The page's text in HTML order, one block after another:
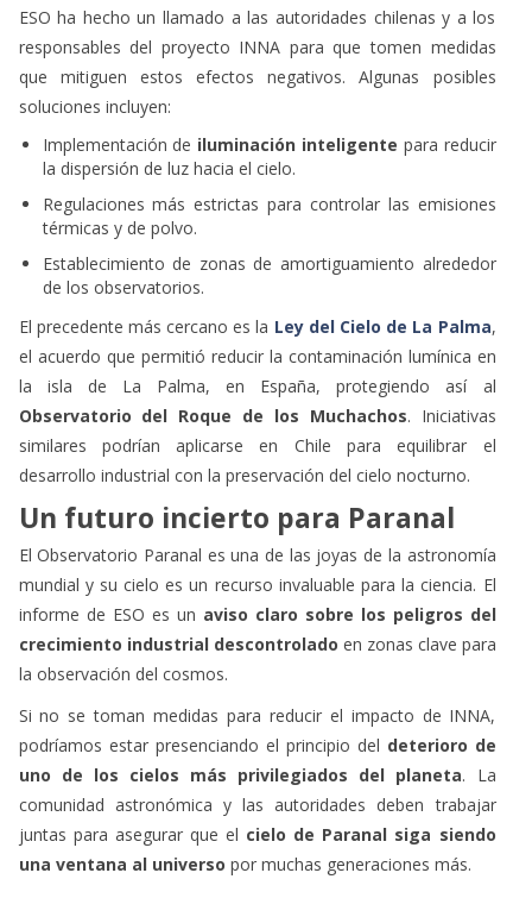
ESO ha hecho un llamado a las autoridades chilenas y a los
responsables del proyecto INNA para que tomen medidas
que mitiguen estos efectos negativos. Algunas posibles
soluciones incluyen:
Implementación de iluminación inteligente para reducir
la dispersión de luz hacia el cielo.
Regulaciones más estrictas para controlar las emisiones
térmicas y de polvo.
Establecimiento de zonas de amortiguamiento alrededor
de los observatorios.
El precedente más cercano es la Ley del Cielo de La Palma,
el acuerdo que permitió reducir la contaminación lumínica en
la isla de La Palma, en España, protegiendo así al
Observatorio del Roque de los Muchachos. Iniciativas
similares podrían aplicarse en Chile para equilibrar el
desarrollo industrial con la preservación del cielo nocturno.
Un futuro incierto para Paranal
El Observatorio Paranal es una de las joyas de la astronomía
mundial y su cielo es un recurso invaluable para la ciencia. El
informe de ESO es un aviso claro sobre los peligros del
crecimiento industrial descontrolado en zonas clave para
la observación del cosmos.
Si no se toman medidas para reducir el impacto de INNA,
podríamos estar presenciando el principio del deterioro de
uno de los cielos más privilegiados del planeta. La
comunidad astronómica y las autoridades deben trabajar
juntas para asegurar que el cielo de Paranal siga siendo
una ventana al universo por muchas generaciones más.